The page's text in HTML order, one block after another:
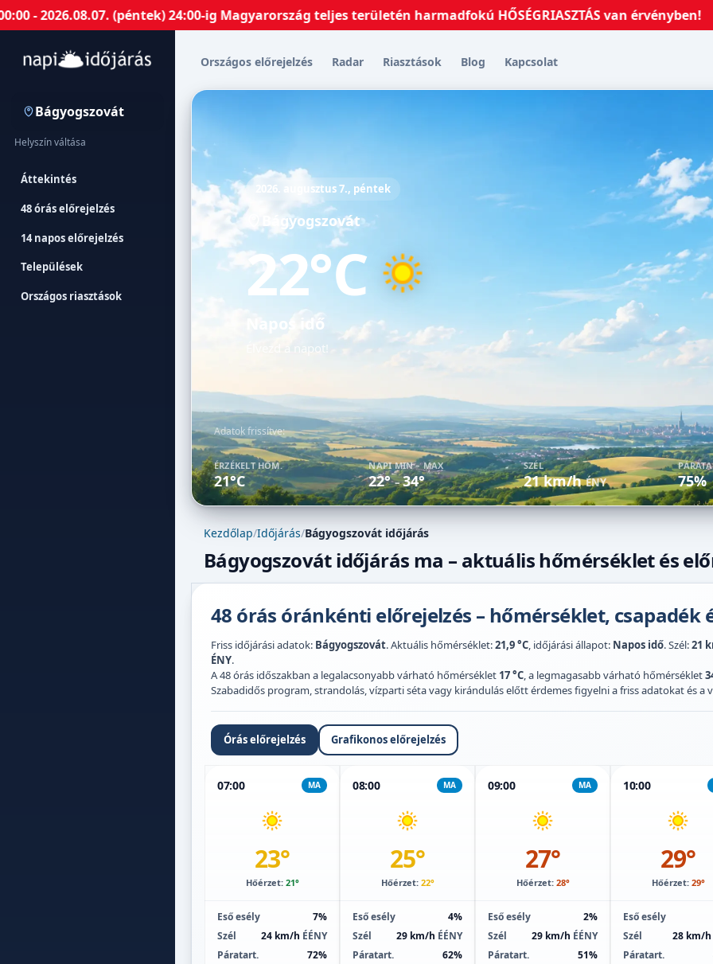
(péntek) 24:00-ig Magyarország teljes területén harmadfokú HŐSÉGRIASZTÁS van érvényben!
Bágyogszovát
Helyszín váltása
Áttekintés
48 órás előrejelzés
14 napos előrejelzés
Települések
Országos riasztások
Országos előrejelzés Radar Riasztások Blog Kapcsolat
2026. augusztus 7., péntek
Bágyogszovát
22°C
Napos idő
Élvezd a napot!
Adatok frissítve:
ÉRZÉKELT HŐM.
21°C
NAPI MIN – MAX
22° –34°
SZÉL
21 km/hÉNY 75%
Kezdőlap/Időjárás/Bágyogszovát időjárás
Bágyogszovát időjárás ma – aktuális hőmérséklet és
48 órás óránkénti előrejelzés – hőmérséklet, csapadék
Friss időjárási adatok: Bágyogszovát. Aktuális hőmérséklet:21,9 °C, időjárási állapot: Napos idő. Szél:21
ÉNY.
A 48 órás időszakban a legalacsonyabb várható hőmérséklet 17 °C, a legmagasabb várható hőmérséklet
Szabadidős program, strandolás, vízparti séta vagy kirándulás előtt érdemes figyelni a friss adatokat és a
Órás előrejelzés Grafikonos előrejelzés
07:00 MA
23°
Hőérzet: 21°
Eső esély
7%
Szél
24 km/h ÉÉNY
Páratart.
72%
08:00 MA
25°
Hőérzet: 22°
Eső esély
4%
Szél
29 km/h ÉÉNY
Páratart.
62%
09:00 MA
27°
Hőérzet: 28°
Eső esély
2%
Szél
29 km/h ÉÉNY
Páratart.
51%
10:00
29°
Hőérzet: 29°
Eső esély
Szél
28 km/h
Páratart.